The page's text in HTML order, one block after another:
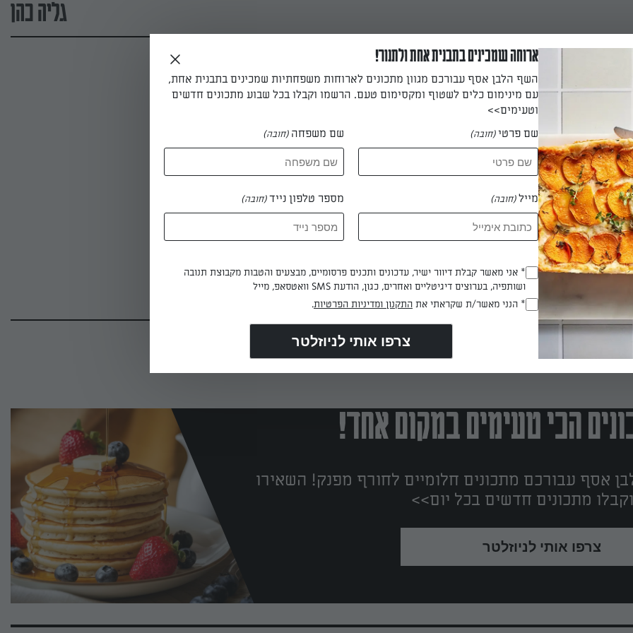
גליה כהן
גליה כהן
הכי טעימים במקום אחד!
אסף עבורכם מתכונים חלומיים לחורף מפנק! השאירו
מתכונים חדשים בכל יום>>
צרפו אותי לניוזלטר
ארוחה שמכינים בתבנית אחת ולתנור!
השף הלבן אסף עבורכם מגוון מתכונים לארוחות משפחתיות שמכינים בתבנית אחת,
עם מינימום כלים לשטוף ומקסימום טעם. הרשמו וקבלו בכל שבוע מתכונים חדשים
וטעימים>>
שם פרטי(חובה) שם משפחה (חובה)
מייל(חובה) מספר טלפון נייד(חובה)
(חובה)
* אני מאשר קבלת דיוור ישיר, עדכונים ותכנים פרסומיים, מבצעים והטבות מקבוצת תנובה
ושותפיה, בערוצים דיגיטליים ואחרים, כגון, הודעת SMS וואטסאפ, מייל
(חובה)
* הנני מאשר/ת שקראתי את התקנון ומדיניות הפרטיות.